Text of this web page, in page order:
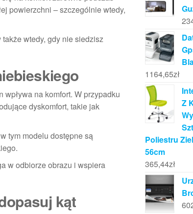
powierzchni – szczególnie wtedy,
wtedy, gdy nie siedzisz
na komfort. W przypadku
dyskomfort, takie jak
tym modelu dostępne są
w odbiorze obrazu i wspiera
kąt
1164,65zł
Z
Poliestru
56cm
365,44zł